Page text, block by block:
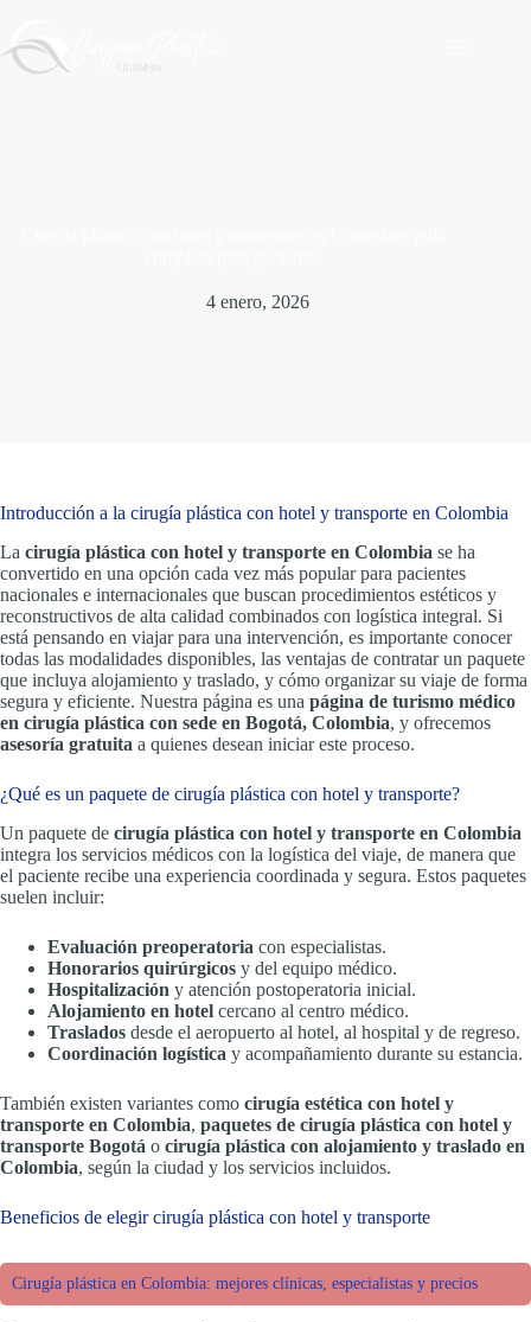
contenido
4 enero, 2026
Introducción a la cirugía plástica con hotel y transporte en Colombia
La cirugía plástica con hotel y transporte en Colombia se ha
convertido en una opción cada vez más popular para pacientes
nacionales e internacionales que buscan procedimientos estéticos y
reconstructivos de alta calidad combinados con logística integral. Si
está pensando en viajar para una intervención, es importante conocer
todas las modalidades disponibles, las ventajas de contratar un paquete
que incluya alojamiento y traslado, y cómo organizar su viaje de forma
segura y eficiente. Nuestra página es una página de turismo médico
en cirugía plástica con sede en Bogotá, Colombia, y ofrecemos
asesoría gratuita a quienes desean iniciar este proceso.
¿Qué es un paquete de cirugía plástica con hotel y transporte?
Un paquete de cirugía plástica con hotel y transporte en Colombia
integra los servicios médicos con la logística del viaje, de manera que
el paciente recibe una experiencia coordinada y segura. Estos paquetes
suelen incluir:
Evaluación preoperatoria con especialistas.
Honorarios quirúrgicos y del equipo médico.
Hospitalización y atención postoperatoria inicial.
Alojamiento en hotel cercano al centro médico.
Traslados desde el aeropuerto al hotel, al hospital y de regreso.
Coordinación logística y acompañamiento durante su estancia.
También existen variantes como cirugía estética con hotel y
transporte en Colombia, paquetes de cirugía plástica con hotel y
transporte Bogotá o cirugía plástica con alojamiento y traslado en
Colombia, según la ciudad y los servicios incluidos.
Beneficios de elegir cirugía plástica con hotel y transporte
Cirugía plástica en Colombia: mejores clínicas, especialistas y precios